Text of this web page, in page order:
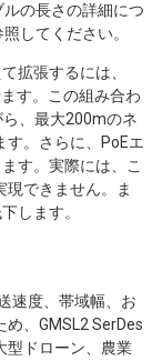
の長さの詳細につ
してください。
拡張するには、
す。この組み合わ
ら、最大200mのネ
す。さらに、PoEエ
す。実際には、こ
できません。ま
します。
速度、帯域幅、お
、GMSL2 SerDes
型ドローン、農業